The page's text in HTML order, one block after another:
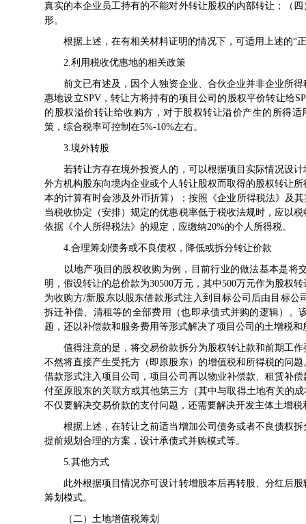
真实的本企业员工持有的不能对外转让股权的内部转让；（
形。
根据上述，在有相关材料证明的情况下，可适用上述的“
2.利用税收优惠地的相关政策
前文已有述及，因个人独资企业、合伙企业并非企业所得
惠地设立SPV，转让方将持有的项目公司的股权平价转让给
的股权溢价转让给收购方，对于股权转让溢价产生的所得
策，综合税率可控制在5%-10%左右。
3.境外转股
若转让方存在境外投资人的，可以根据项目实际情况设计
外方机构股东向境内企业或个人转让股权而取得的股权转让
本的计算有时会涉及外币折算）；按照《企业所得税法》及其
当税收协定（安排）规定的优惠税率低于税收法规时，应以
依据《个人所得税法》的规定，应缴纳20%的个人所得税。
4.合理筹划债务或不良债权，降低或拆分转让价款
以地产项目的股权收购为例，目前行业的做法基本是将
明，假设转让的总价款为30500万元，其中500万元作为股权
为收购方/新股东以股东借款形式注入到目标公司后由目标
拆迁补偿、清租等的全部费用（也即承债式并购的逻辑）
题，还以补偿款和服务费用等形式解决了项目公司的土增税
值得注意的是，将交易价款拆分为股权转让款和前期工作
不然将直接产生受托方（即原股东）的增值税和所得税的问
借款形式注入项目公司，项目公司再以物业补偿款、租赁补
付至原股东的关联方或其他第三方（其中与取得土地有关的
不仅要解决交易价款的支付问题，还需要解决开发主体土增
根据上述，在转让之前适当增加公司债务或者不良债权拆
提前规划合理的方案，设计承债式并购模式等。
5.其他方式
此外根据项目情况亦可设计转增股本后再转股、分红后股
筹划模式。
（二）土地增值税筹划